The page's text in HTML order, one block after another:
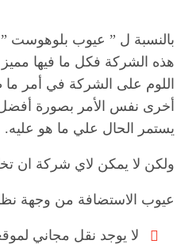
بالنسبة ل ” عيوب بلوهوست
هذه الشركة فكل ما فيها
اللوم على الشركة في أمر
أخرى نفس الأمر بصورة
يستمر الحال علي ما هو عليه.
ولكن لا يمكن لاي شركة ان
عيوب الاستضافة من وجهة
لا يوجد نقل مجاني